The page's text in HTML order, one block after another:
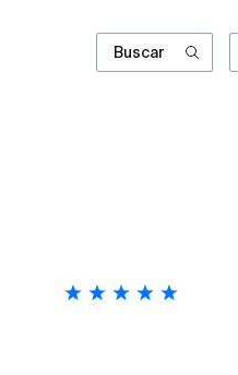
Buscar